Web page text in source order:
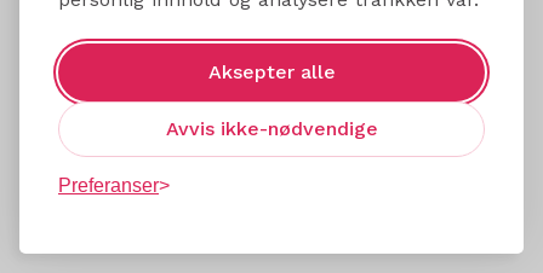
Aksepter alle
Avvis ikke-nødvendige
Preferanser